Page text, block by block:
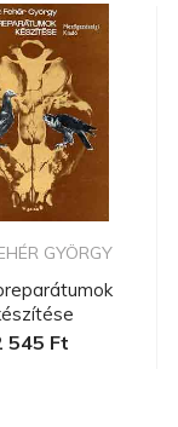
GYÖRGY
545 Ft